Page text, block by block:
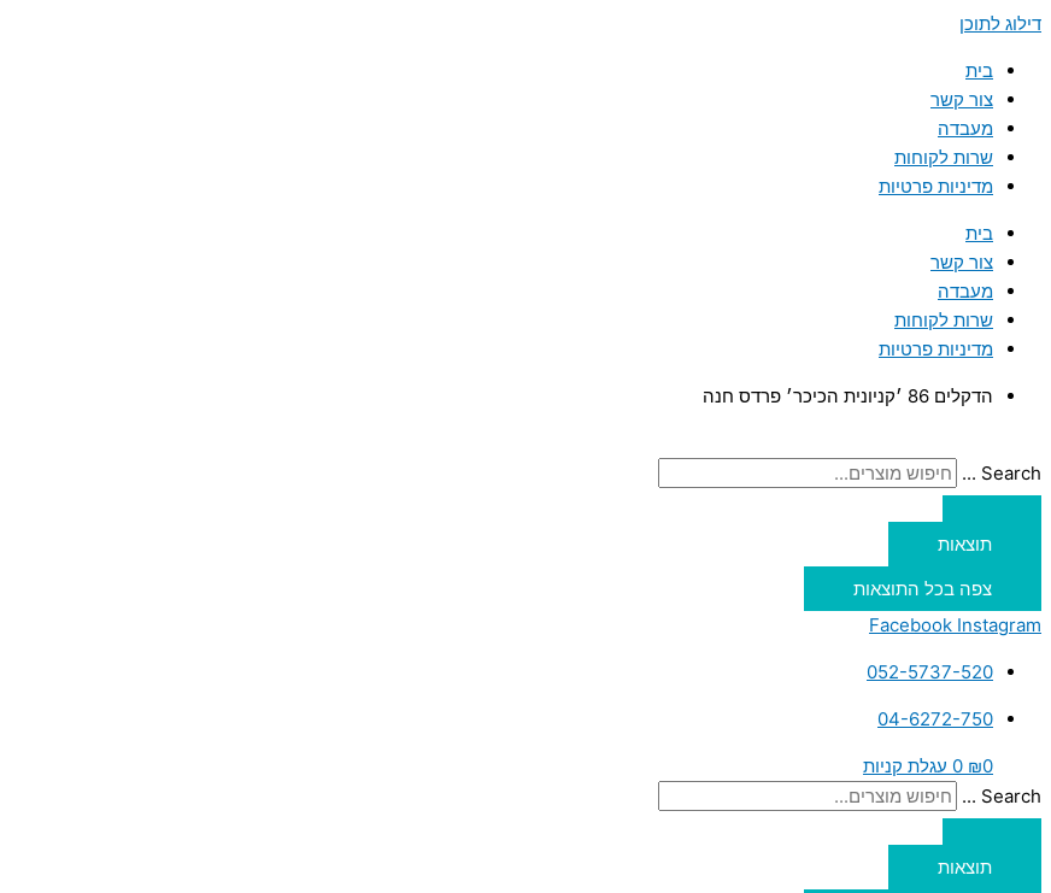
דילוג לתוכן
בית
צור קשר
מעבדה
שרות לקוחות
מדיניות פרטיות
בית
צור קשר
מעבדה
שרות לקוחות
מדיניות פרטיות
הדקלים 86 ׳קניונית הכיכר׳ פרדס חנה
Search ...
תוצאות
צפה בכל התוצאות
Facebook Instagram
052-5737-520
04-6272-750
₪0
0 עגלת קניות
Search ...
תוצאות